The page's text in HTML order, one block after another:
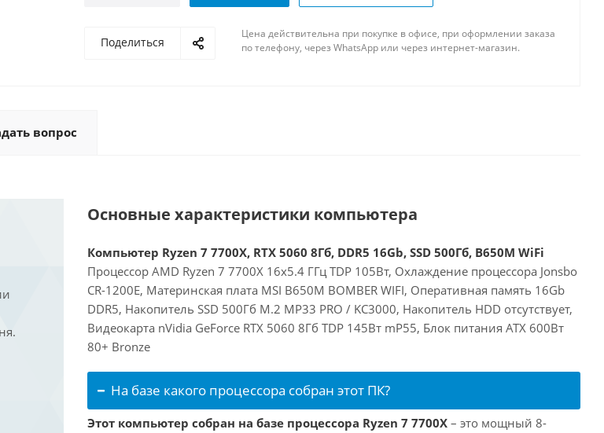
Поделиться
Цена действительна при покупке в офисе, при оформлении заказа
по телефону, через WhatsApp или через интернет-магазин.
вопрос
Основные характеристики компьютера
Компьютер Ryzen 7 7700X, RTX 5060 8Гб, DDR5 16Gb, SSD 500Гб, B650M WiFi
Процессор AMD Ryzen 7 7700X 16x5.4 ГГц TDP 105Вт, Охлаждение процессора Jonsbo
CR-1200E, Материнская плата MSI B650M BOMBER WIFI, Оперативная память 16Gb
DDR5, Накопитель SSD 500Гб M.2 MP33 PRO / KC3000, Накопитель HDD отсутствует,
Видеокарта nVidia GeForce RTX 5060 8Гб TDP 145Вт mP55, Блок питания ATX 600Вт
80+ Bronze
На базе какого процессора собран этот ПК?
Этот компьютер собран на базе процессора Ryzen 7 7700X – это мощный 8-